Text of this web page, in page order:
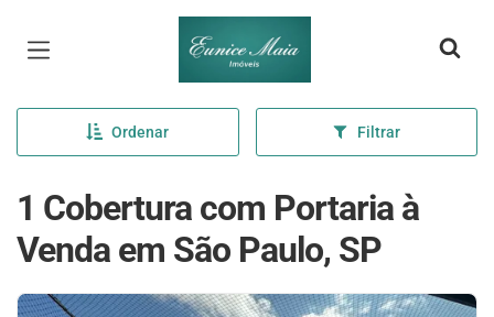
Página inicial
Ordenar Filtrar
1 Cobertura com Portaria à
Venda em São Paulo, SP